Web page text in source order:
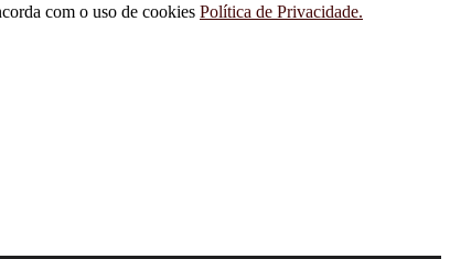
com o uso de cookies Política de Privacidade.